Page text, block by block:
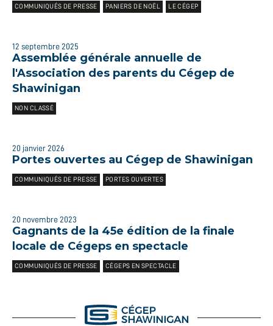
COMMUNIQUÉS DE PRESSE PANIERS DE NOËL LE CÉGEP
12 septembre 2025
Assemblée générale annuelle de
l'Association des parents du Cégep de
Shawinigan
NON CLASSÉ
20 janvier 2026
Portes ouvertes au Cégep de Shawinigan
COMMUNIQUÉS DE PRESSE PORTES OUVERTES
20 novembre 2023
Gagnants de la 45e édition de la finale
locale de Cégeps en spectacle
COMMUNIQUÉS DE PRESSE CÉGEPS EN SPECTACLE